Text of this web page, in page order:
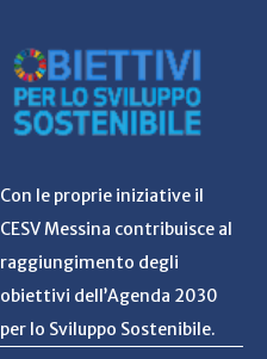
Con le proprie iniziative il
CESV Messina contribuisce al
raggiungimento degli
obiettivi dell’Agenda 2030
per lo Sviluppo Sostenibile.